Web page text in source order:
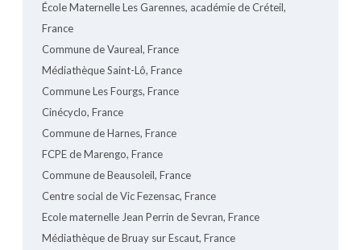
École Maternelle Les Garennes, académie de Créteil,
France
Commune de Vaureal, France
Médiathèque Saint-Lô, France
Commune Les Fourgs, France
Cinécyclo, France
Commune de Harnes, France
FCPE de Marengo, France
Commune de Beausoleil, France
Centre social de Vic Fezensac, France
Ecole maternelle Jean Perrin de Sevran, France
Médiathèque de Bruay sur Escaut, France